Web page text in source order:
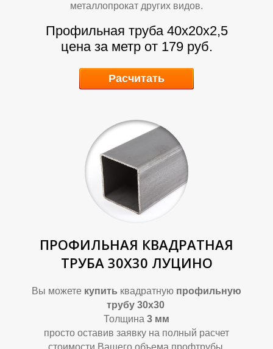
А
металлопрокат других видов.
Профильная труба 40х20х2,5
цена за метр от 179 руб.
Расчитать
ПРОФИЛЬНАЯ КВАДРАТНАЯ
ТРУБА 30Х30 ЛУЦИНО
Вы можете купить квадратную профильную
трубу 30х30
Толщина 3 мм
просто оставив заявку на полный расчет
стоимости Вашего объема профтрубы.
А